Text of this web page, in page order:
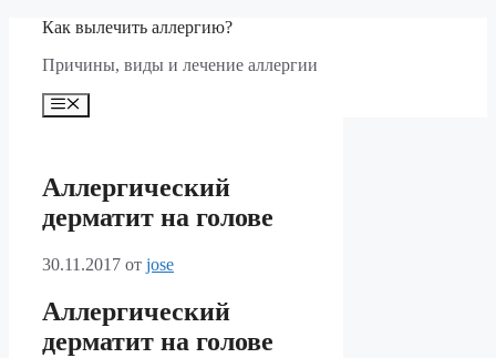
Перейти
содержимому
Как вылечить аллергию?
Причины, виды и лечение аллергии
Меню
Аллергический
дерматит на голове
30.11.2017 от jose
Аллергический
дерматит на голове